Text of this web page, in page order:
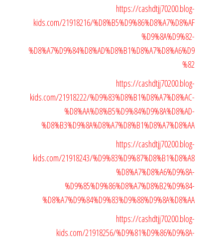
https://cashdtjj70200.blog-
kids.com/21918216/%D8%B5%D9%86%D8%A7%D8%AF
%D9%8A%D9%82-
%D8%A7%D9%84%D8%AD%D8%B1%D8%A7%D8%A6%D9
%82
https://cashdtjj70200.blog-
kids.com/21918222/%D9%83%D8%B1%D8%A7%D8%AC-
%D8%AA%D8%B5%D9%84%D9%8A%D8%AD-
%D8%B3%D9%8A%D8%A7%D8%B1%D8%A7%D8%AA
https://cashdtjj70200.blog-
kids.com/21918243/%D9%83%D9%87%D8%B1%D8%A8
%D8%A7%D8%A6%D9%8A-
%D9%85%D9%86%D8%A7%D8%B2%D9%84-
%D8%A7%D9%84%D9%83%D9%88%D9%8A%D8%AA
https://cashdtjj70200.blog-
kids.com/21918256/%D9%81%D9%86%D9%8A-